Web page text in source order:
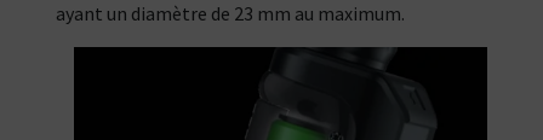
ayant un diamètre de 23 mm au maximum.